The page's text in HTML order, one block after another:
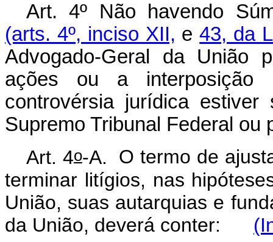
Art. 4º Não havendo
(arts. 4º, inciso XII, e43, da
Advogado-Geral da União
ações ou a interposição
controvérsia jurídica estiver
Supremo Tribunal Federal ou
Art. 4o-A. O termo de
terminar litígios, nas
União, suas autarquias e
da União, deverá conter: